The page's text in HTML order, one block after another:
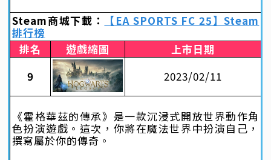
Steam商城下載：
【EA SPORTS FC 25】Steam
排行榜
排名
遊戲縮圖
上市日期
9
2023/02/11
《霍格華茲的傳承》是一款沉浸式開放世界動作角
色扮演遊戲。這次，你將在魔法世界中扮演自己，
撰寫屬於你的傳奇。